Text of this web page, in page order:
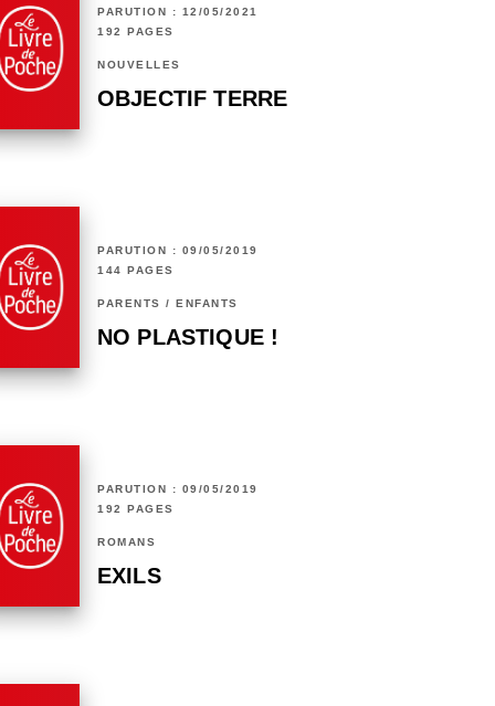
PARUTION : 12/05/2021
192 PAGES
NOUVELLES
OBJECTIF TERRE
PARUTION : 09/05/2019
144 PAGES
PARENTS / ENFANTS
NO PLASTIQUE !
PARUTION : 09/05/2019
192 PAGES
ROMANS
EXILS